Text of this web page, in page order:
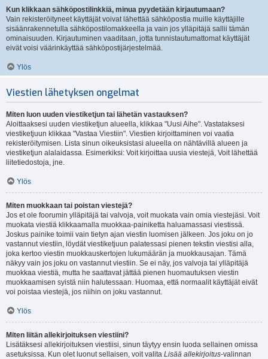
Kun klikkaan sähköpostilinkkiä, minua pyydetään kirjautumaan?
Vain rekisteröityneet käyttäjät voivat lähettää sähköpostia muille käyttäjille
sisäänrakennetulla sähköpostilomakkeella ja vain jos ylläpitäjä sallii tämän
ominaisuuden. Kirjautuminen vaaditaan, jotta tunnistautumattomat käyttäjät
eivät voisi väärinkäyttää sähköpostijärjestelmää.
Ylös
Viestien lähetyksen ongelmat
Miten luon uuden viestiketjun tai lähetän vastauksen?
Aloittaaksesi uuden viestiketjun alueella, klikkaa "Uusi Aihe". Vastataksesi
viestiketjuun klikkaa "Vastaa Viestiin". Viestien kirjoittaminen voi vaatia
rekisteröitymisen. Lista sinun oikeuksistasi alueella on nähtävillä alueen ja
viestiketjun alalaidassa. Esimerkiksi: Voit kirjoittaa uusia viestejä, Voit lähettää
liitetiedostoja, jne.
Ylös
Miten muokkaan tai poistan viestejä?
Jos et ole foorumin ylläpitäjä tai valvoja, voit muokata vain omia viestejäsi. Voit
muokata viestiä klikkaamalla muokkaa-painiketta haluamassasi viestissä.
Joskus painike toimii vain tietyn ajan viestin luomisen jälkeen. Jos joku on jo
vastannut viestiin, löydät viestiketjuun palatessasi pienen tekstin viestisi alla,
joka kertoo viestin muokkauskertojen lukumäärän ja muokkausajan. Tämä
näkyy vain jos joku on vastannut viestiin. Se ei näy, jos valvoja tai ylläpitäjä
muokkaa viestiä, mutta he saattavat jättää pienen huomautuksen viestin
muokkaamisen syistä niin halutessaan. Huomaa, että normaalit käyttäjät eivät
voi poistaa viestejä, jos niihin on joku vastannut.
Ylös
Miten liitän allekirjoituksen viestiini?
Lisätäksesi allekirjoituksen viestiisi, sinun täytyy ensin luoda sellainen omissa
asetuksissa. Kun olet luonut sellaisen, voit valita Lisää allekirjoitus-valinnan